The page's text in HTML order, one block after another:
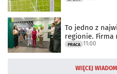
To jedno z
regionie.
PRACA 11:00
WIĘCEJ